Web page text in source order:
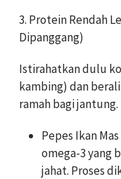
3. Protein Rendah
Dipanggang)
Istirahatkan dulu
kambing) dan
ramah bagi jantung.
Pepes Ikan
omega-3 yang
jahat. Proses